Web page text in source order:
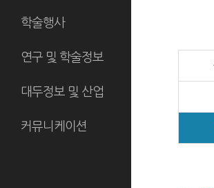
학술행사
연구 및 학술정보
대두정보 및 산업
커뮤니케이션